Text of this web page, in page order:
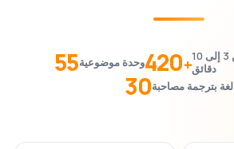
55وحدة موضوعية420+درسًا قصيرًا من 3 إلى 10
دقائق
30لغة بترجمة مصاحبة